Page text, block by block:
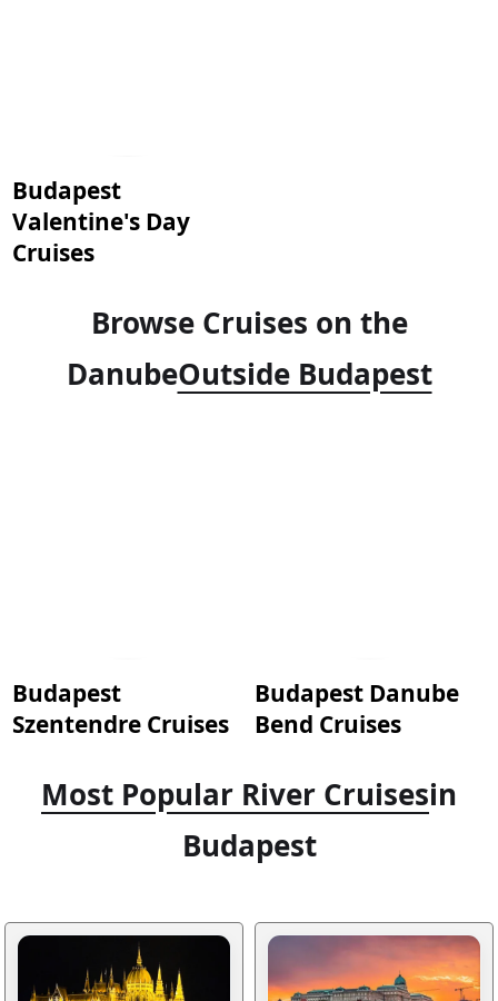
Budapest
Valentine's Day
Cruises
Browse Cruises on the
DanubeOutside Budapest
Budapest
Szentendre Cruises
Budapest Danube
Bend Cruises
Most Popular River Cruisesin
Budapest